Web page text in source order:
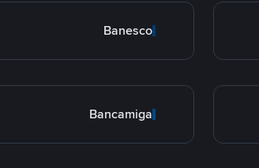
Banesco
Bancamiga